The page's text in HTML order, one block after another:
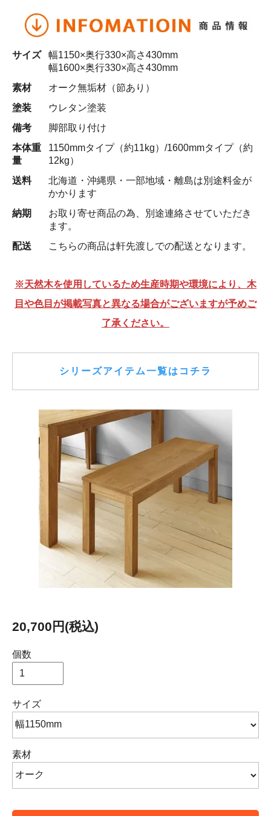
サイズ
幅1150×奥行330×高さ430mm
幅1600×奥行330×高さ430mm
素材
オーク無垢材（節あり）
塗装
ウレタン塗装
備考
脚部取り付け
本体重
量
1150mmタイプ（約11kg）/1600mmタイプ（約
12kg）
送料
北海道・沖縄県・一部地域・離島は別途料金が
かかります
納期
お取り寄せ商品の為、別途連絡させていただき
ます。
配送
こちらの商品は軒先渡しでの配送となります。
※天然木を使用しているため生産時期や環境により、木
目や色目が掲載写真と異なる場合がございますが予めご
了承ください。
シリーズアイテム一覧はコチラ
20,700円(税込)
個数
サイズ
素材